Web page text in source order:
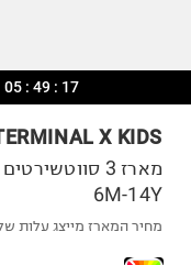
05 : 49 : 16
X KIDS
מארז 3
6M-14Y
מחיר המארז מייצג עלות של ₪27.98 לכל